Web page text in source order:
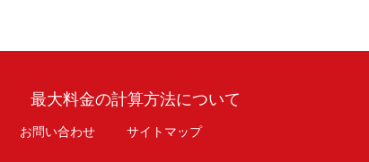
最大料金の計算方法について
お問い合わせ サイトマップ